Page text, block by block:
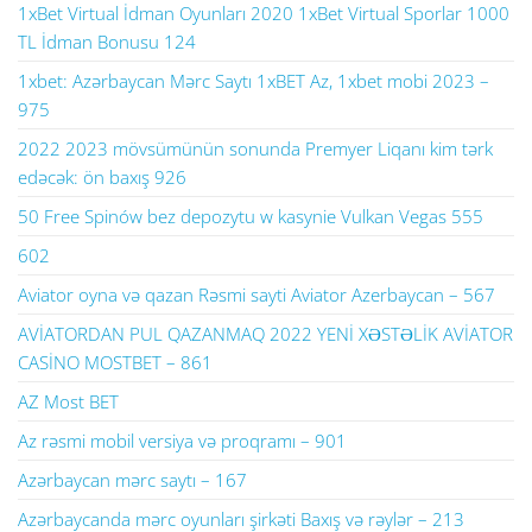
1xBet Virtual İdman Oyunları 2020 1xBet Virtual Sporlar 1000
TL İdman Bonusu 124
1xbet: Azərbaycan Mərc Saytı 1xBET Az, 1xbet mobi 2023 –
975
2022 2023 mövsümünün sonunda Premyer Liqanı kim tərk
edəcək: ön baxış 926
50 Free Spinów bez depozytu w kasynie Vulkan Vegas 555
602
Aviator oyna və qazan Rəsmi sayti Aviator Azerbaycan – 567
AVİATORDAN PUL QAZANMAQ 2022 YENİ XƏSTƏLİK AVİATOR
CASİNO MOSTBET – 861
AZ Most BET
Az rəsmi mobil versiya və proqramı – 901
Azərbaycan mərc saytı – 167
Azərbaycanda mərc oyunları şirkəti Baxış və rəylər – 213